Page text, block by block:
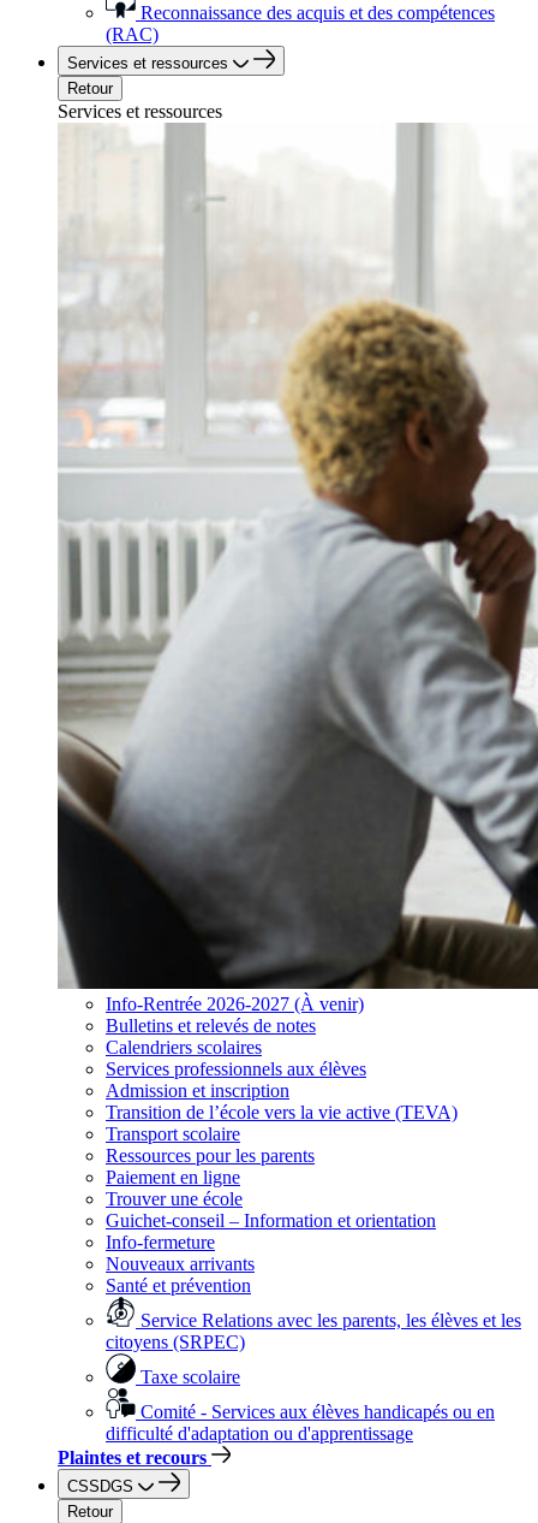
Reconnaissance des acquis et des compétences
(RAC)
Services et ressources
Retour
Services et ressources
Info-Rentrée 2026-2027 (À venir)
Bulletins et relevés de notes
Calendriers scolaires
Services professionnels aux élèves
Admission et inscription
Transition de l’école vers la vie active (TEVA)
Transport scolaire
Ressources pour les parents
Paiement en ligne
Trouver une école
Guichet-conseil – Information et orientation
Info-fermeture
Nouveaux arrivants
Santé et prévention
Service Relations avec les parents, les élèves et les
citoyens (SRPEC)
Taxe scolaire
Comité - Services aux élèves handicapés ou en
difficulté d'adaptation ou d'apprentissage
Plaintes et recours
CSSDGS
Retour